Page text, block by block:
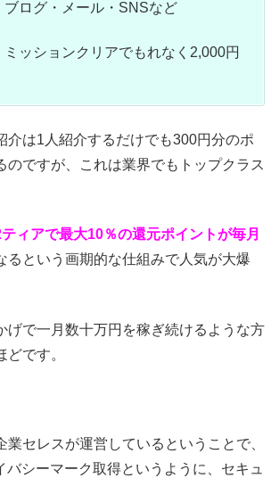
ログ・メール・SNSなど
ッションクリアでもれなく2,000円
介は1人紹介するだけでも300円分のポ
のですが、これは業界でもトップクラス
ィアで最大10％の還元ポイントが毎月
るという画期的な仕組みで人気が大爆
げで一月数十万円を稼ぎ続けるような方
どです。
業セレスが運営しているということで、
バシーマーク取得というように、セキュ